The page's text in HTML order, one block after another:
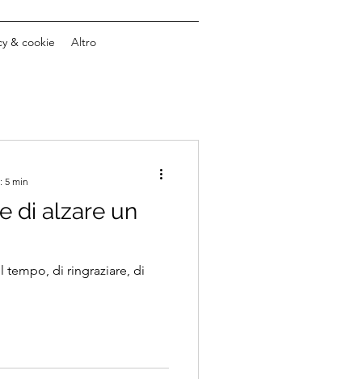
& cookie Altro
di alzare un
tempo, di ringraziare, di
5 min